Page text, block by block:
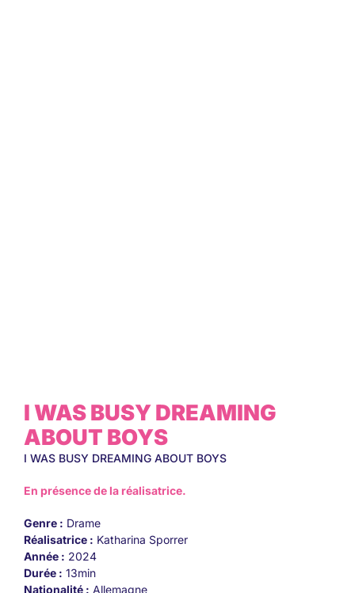
I WAS BUSY DREAMING
ABOUT BOYS
I WAS BUSY DREAMING ABOUT BOYS
En présence de la réalisatrice.
Genre : Drame
Réalisatrice : Katharina Sporrer
Année : 2024
Durée : 13min
Nationalité : Allemagne